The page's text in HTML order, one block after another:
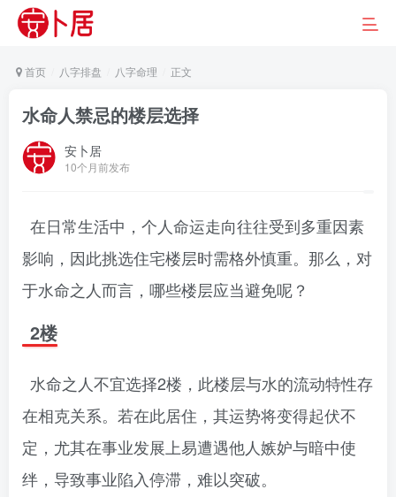
首页 八字排盘 八字命理 正文
水命人禁忌的楼层选择
安卜居
10个月前发布
在日常生活中，个人命运走向往往受到多重因素
影响，因此挑选住宅楼层时需格外慎重。那么，对
于水命之人而言，哪些楼层应当避免呢？
2楼
水命之人不宜选择2楼，此楼层与水的流动特性存
在相克关系。若在此居住，其运势将变得起伏不
定，尤其在事业发展上易遭遇他人嫉妒与暗中使
绊，导致事业陷入停滞，难以突破。